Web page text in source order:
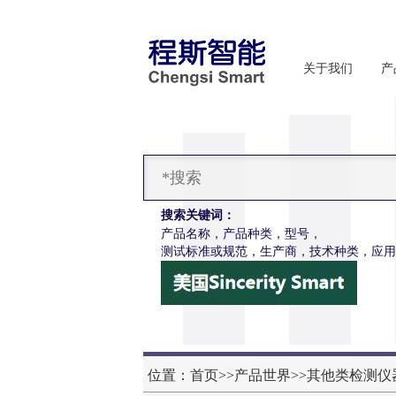
关于我们
搜索关键词：
产品名称，产品种类，型号，
测试标准或规范，生产商，技术种类，应
位置： 首页>>产品世界>>其他类检测仪